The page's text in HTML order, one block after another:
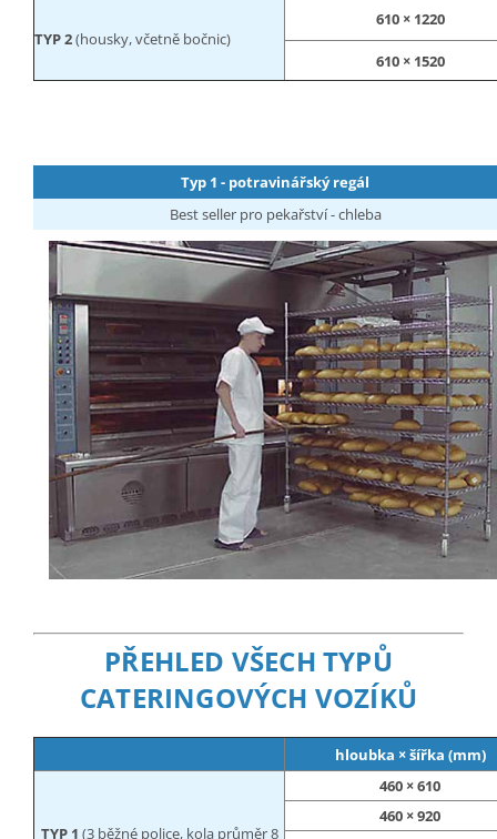
TYP 2(housky, včetně bočnic)
610 × 1220
610 × 1520
Typ 1 - potravinářský regál
Best seller pro pekařství - chleba
PŘEHLED VŠECH TYPŮ
CATERINGOVÝCH VOZÍKŮ
hloubka × šířka (mm)
TYP 1 (3 běžné police, kola průměr 8
460 × 610
460 × 920